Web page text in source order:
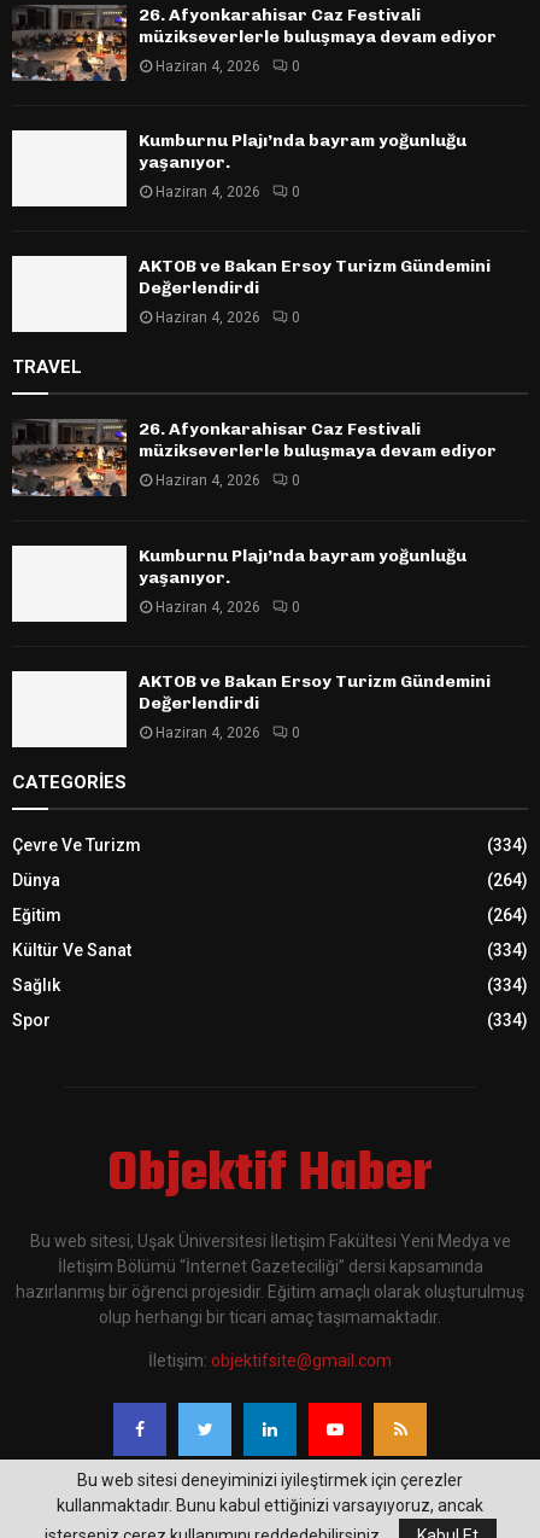
26. Afyonkarahisar Caz Festivali
müzikseverlerle buluşmaya devam ediyor
Haziran 4, 2026 0
Kumburnu Plajı’nda bayram yoğunluğu
yaşanıyor.
Haziran 4, 2026 0
AKTOB ve Bakan Ersoy Turizm Gündemini
Değerlendirdi
Haziran 4, 2026 0
TRAVEL
26. Afyonkarahisar Caz Festivali
müzikseverlerle buluşmaya devam ediyor
Haziran 4, 2026 0
Kumburnu Plajı’nda bayram yoğunluğu
yaşanıyor.
Haziran 4, 2026 0
AKTOB ve Bakan Ersoy Turizm Gündemini
Değerlendirdi
Haziran 4, 2026 0
CATEGORIES
Çevre Ve Turizm
(334)
Dünya
(264)
Eğitim
(264)
Kültür Ve Sanat
(334)
Sağlık
(334)
Spor
(334)
Objektif Haber
Bu web sitesi, Uşak Üniversitesi İletişim Fakültesi Yeni Medya ve
İletişim Bölümü “İnternet Gazeteciliği” dersi kapsamında
hazırlanmış bir öğrenci projesidir. Eğitim amaçlı olarak oluşturulmuş
olup herhangi bir ticari amaç taşımamaktadır.
İletişim: objektifsite@gmail.com
Bu web sitesi deneyiminizi iyileştirmek için çerezler
kullanmaktadır. Bunu kabul ettiğinizi varsayıyoruz, ancak